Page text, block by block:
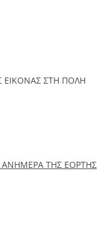
ΕΙΚΟΝΑΣ ΣΤΗ ΠΟΛΗ
ΤΗΣ ΕΟΡΤΗΣ